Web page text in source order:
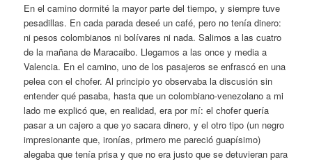
En el camino dormité la mayor parte del tiempo, y siempre tuve
pesadillas. En cada parada deseé un café, pero no tenía dinero:
ni pesos colombianos ni bolívares ni nada. Salimos a las cuatro
de la mañana de Maracaibo. Llegamos a las once y media a
Valencia. En el camino, uno de los pasajeros se enfrascó en una
pelea con el chofer. Al principio yo observaba la discusión sin
entender qué pasaba, hasta que un colombiano-venezolano a mi
lado me explicó que, en realidad, era por mí: el chofer quería
pasar a un cajero a que yo sacara dinero, y el otro tipo (un negro
impresionante que, ironías, primero me pareció guapísimo)
alegaba que tenía prisa y que no era justo que se detuvieran para